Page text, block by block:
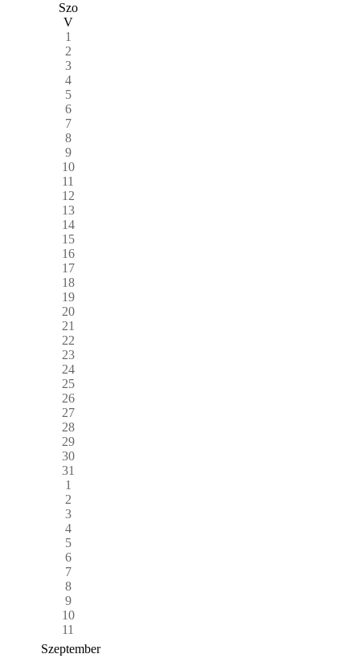
Szo
V
1
2
3
4
5
6
7
8
9
10
11
12
13
14
15
16
17
18
19
20
21
22
23
24
25
26
27
28
29
30
31
1
2
3
4
5
6
7
8
9
10
11
Szeptember